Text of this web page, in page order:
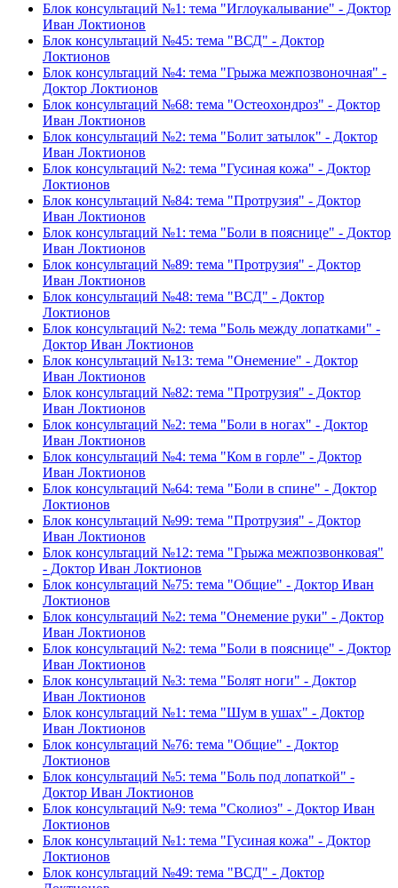
Блок консультаций №1: тема "Иглоукалывание" - Доктор
Иван Локтионов
Блок консультаций №45: тема "ВСД" - Доктор
Локтионов
Блок консультаций №4: тема "Грыжа межпозвоночная" -
Доктор Локтионов
Блок консультаций №68: тема "Остеохондроз" - Доктор
Иван Локтионов
Блок консультаций №2: тема "Болит затылок" - Доктор
Иван Локтионов
Блок консультаций №2: тема "Гусиная кожа" - Доктор
Локтионов
Блок консультаций №84: тема "Протрузия" - Доктор
Иван Локтионов
Блок консультаций №1: тема "Боли в пояснице" - Доктор
Иван Локтионов
Блок консультаций №89: тема "Протрузия" - Доктор
Иван Локтионов
Блок консультаций №48: тема "ВСД" - Доктор
Локтионов
Блок консультаций №2: тема "Боль между лопатками" -
Доктор Иван Локтионов
Блок консультаций №13: тема "Онемение" - Доктор
Иван Локтионов
Блок консультаций №82: тема "Протрузия" - Доктор
Иван Локтионов
Блок консультаций №2: тема "Боли в ногах" - Доктор
Иван Локтионов
Блок консультаций №4: тема "Ком в горле" - Доктор
Иван Локтионов
Блок консультаций №64: тема "Боли в спине" - Доктор
Локтионов
Блок консультаций №99: тема "Протрузия" - Доктор
Иван Локтионов
Блок консультаций №12: тема "Грыжа межпозвонковая"
- Доктор Иван Локтионов
Блок консультаций №75: тема "Общие" - Доктор Иван
Локтионов
Блок консультаций №2: тема "Онемение руки" - Доктор
Иван Локтионов
Блок консультаций №2: тема "Боли в пояснице" - Доктор
Иван Локтионов
Блок консультаций №3: тема "Болят ноги" - Доктор
Иван Локтионов
Блок консультаций №1: тема "Шум в ушах" - Доктор
Иван Локтионов
Блок консультаций №76: тема "Общие" - Доктор
Локтионов
Блок консультаций №5: тема "Боль под лопаткой" -
Доктор Иван Локтионов
Блок консультаций №9: тема "Сколиоз" - Доктор Иван
Локтионов
Блок консультаций №1: тема "Гусиная кожа" - Доктор
Локтионов
Блок консультаций №49: тема "ВСД" - Доктор